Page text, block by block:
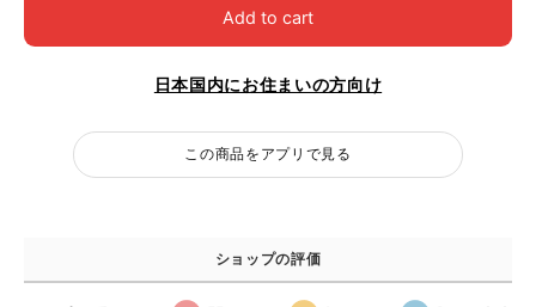
Add to cart
日本国内にお住まいの方向け
この商品をアプリで見る
ショップの評価